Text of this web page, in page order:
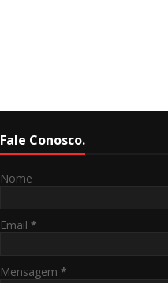
Fale Conosco.
Nome
Email *
Mensagem *